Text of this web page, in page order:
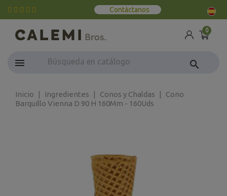
Contáctanos
0
search
Inicio Ingredientes Conos y Chaldas
Cono
Barquillo Vienna D 90 H 160Mm - 160Uds